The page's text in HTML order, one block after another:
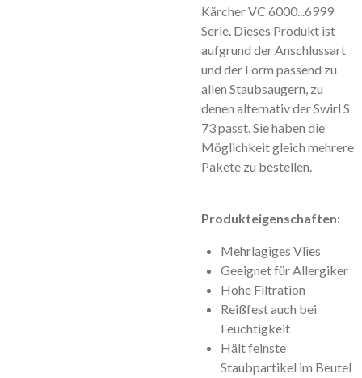
Kärcher VC 6000...6999
Serie. Dieses Produkt ist
aufgrund der Anschlussart
und der Form passend zu
allen Staubsaugern, zu
denen alternativ der Swirl S
73 passt. Sie haben die
Möglichkeit gleich mehrere
Pakete zu bestellen.
Produkteigenschaften:
Mehrlagiges Vlies
Geeignet für Allergiker
Hohe Filtration
Reißfest auch bei
Feuchtigkeit
Hält feinste
Staubpartikel im Beutel